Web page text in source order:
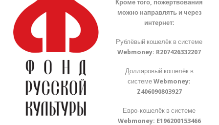
Кроме того, пожертвования
можно направлять и через
интернет:
Рублёвый кошелёк в системе
Webmoney: R207426332207
Долларовый кошелёк в
системеWebmoney:
Z406090803927
Евро-кошелёк в системе
Webmoney: E196200153466